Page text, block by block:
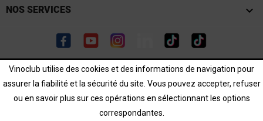
Vinoclub utilise des cookies et des informations de navigation pour
assurer la fiabilité et la sécurité du site. Vous pouvez accepter, refuser
ou en savoir plus sur ces opérations en sélectionnant les options
correspondantes.
NOS SERVICES 
FacebookYouTubeInstagramLinkedInTikTok
L'abus d'alcool est dangereux pour la santé. Consommer
avec modération.